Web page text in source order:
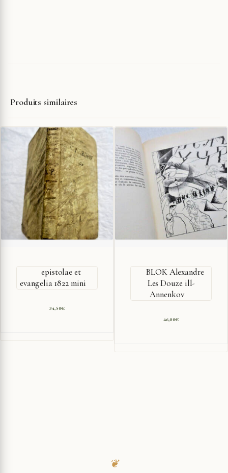
Produits similaires
epistolae et
evangelia 1822 mini
34,50€
BLOK Alexandre
Les Douze ill-
Annenkov
46,00€
❦